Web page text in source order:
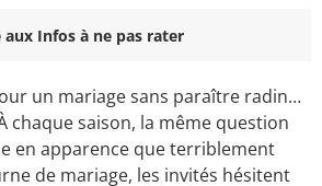
aux Infos à ne pas rater
un mariage sans paraître radin…
chaque saison, la même question
en apparence que terriblement
de mariage, les invités hésitent